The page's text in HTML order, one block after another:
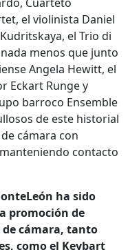
el violinista Daniel
el Trio di
menos que junto
Angela Hewitt, el
Eckart Runge y
barroco Ensemble
de este historial
cámara con
contacto
ha sido
promoción de
de cámara, tanto
como el Keybart